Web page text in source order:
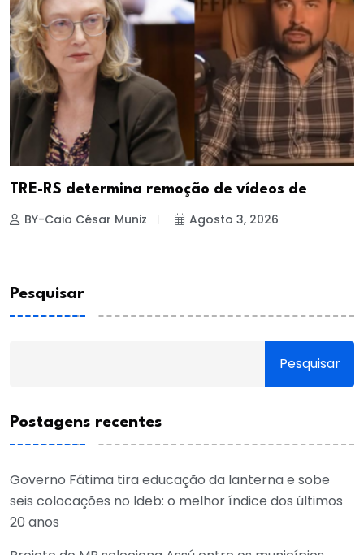
TRE-RS determina remoção de vídeos de
BY-Caio César Muniz Agosto 3, 2026
Pesquisar
Pesquisar
Postagens recentes
Governo Fátima tira educação da lanterna e sobe
seis colocações no Ideb: o melhor índice dos últimos
20 anos